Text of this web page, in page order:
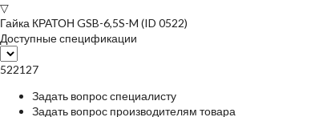
▽
Гайка КРАТОН GSB-6,5S-M (ID 0522)
Доступные спецификации
522127
Задать вопрос специалисту
Задать вопрос производителям товара